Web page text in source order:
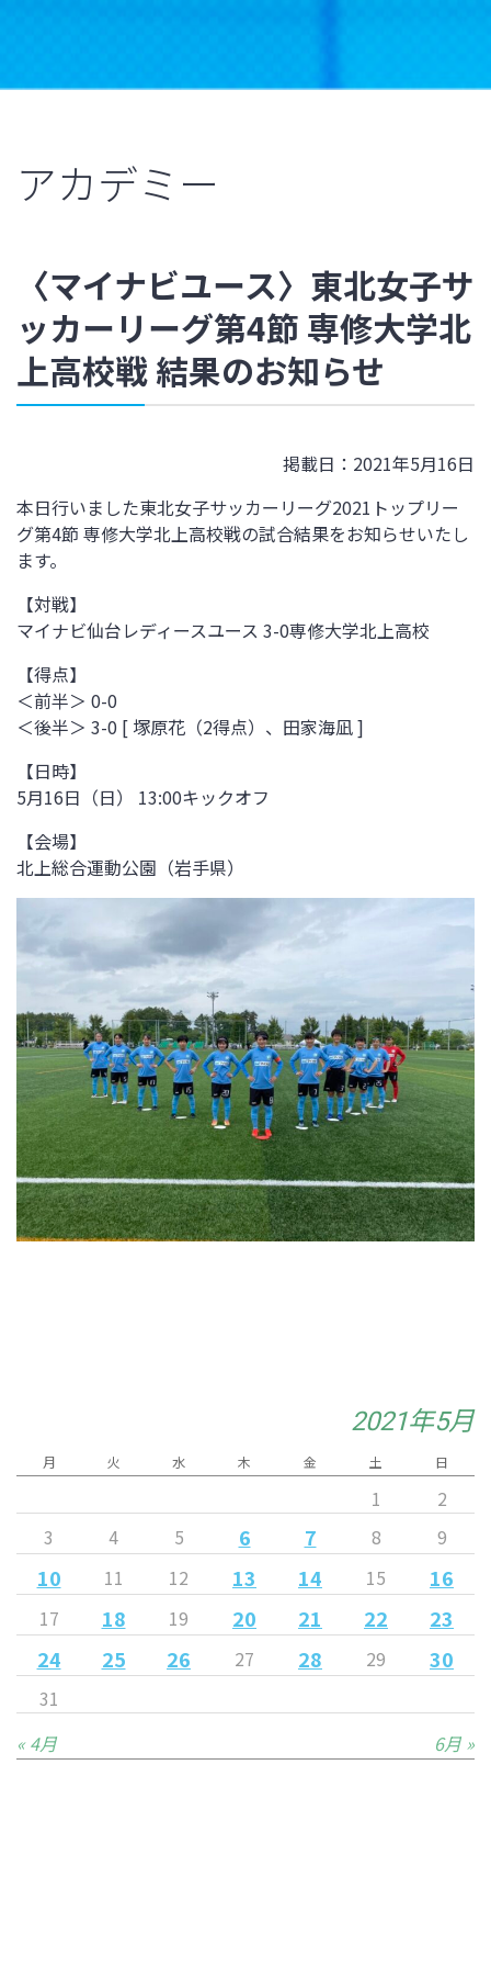
アカデミー
〈マイナビユース〉東北女子サ
ッカーリーグ第4節 専修大学北
上高校戦 結果のお知らせ
掲載日：2021年5月16日
本日行いました東北女子サッカーリーグ2021トップリー
グ第4節 専修大学北上高校戦の試合結果をお知らせいたし
ます。
【対戦】
マイナビ仙台レディースユース 3-0専修大学北上高校
【得点】
＜前半＞ 0-0
＜後半＞ 3-0 [ 塚原花（2得点）、田家海凪 ]
【日時】
5月16日（日） 13:00キックオフ
【会場】
北上総合運動公園（岩手県）
2021年5月
月 火 水 木 金 土 日
1
2
3
4 5 6 7 8 9
10 11 12 13 14 15 16
17 18 19 20 21 22
23
24
25 26 27 28 29 30
31
« 4月
6月 »